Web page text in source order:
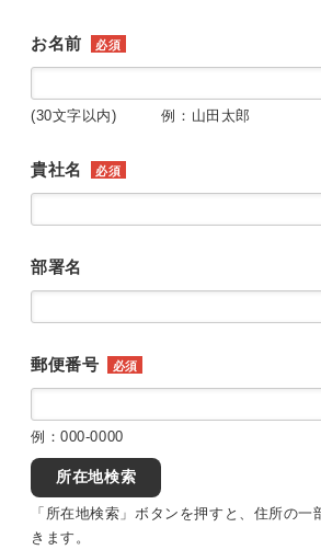
お名前 必須
(30文字以内) 例：山田太郎
貴社名 必須
部署名
郵便番号 必須
例：000-0000
所在地検索
「所在地検索」ボタンを押すと、住所の
きます。